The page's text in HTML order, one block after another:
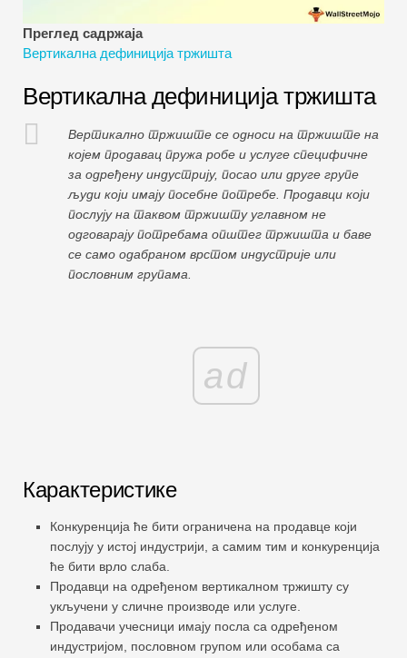
Пуни облик
Водичи за управљање ризиком
Преглед садржаја
Вертикална дефиниција тржишта
Вертикална дефиниција тржишта
Вертикално тржиште се односи на тржиште на
којем продавац пружа робе и услуге специфичне
за одређену индустрију, посао или друге групе
људи који имају посебне потребе. Продавци који
послују на таквом тржишту углавном не
одговарају потребама општег тржишта и баве
се само одабраном врстом индустрије или
пословним групама.
ad
Карактеристике
Конкуренција ће бити ограничена на продавце који
послују у истој индустрији, а самим тим и конкуренција
ће бити врло слаба.
Продавци на одређеном вертикалном тржишту су
укључени у сличне производе или услуге.
Продавачи учесници имају посла са одређеном
индустријом, пословном групом или особама са